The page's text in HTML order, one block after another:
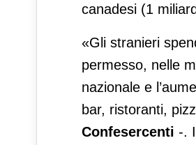
canadesi (1
«Gli stranieri
permesso, nelle
nazionale e
bar, ristoranti,
Confesercenti -.